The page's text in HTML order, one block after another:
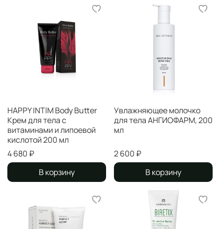
HAPPY INTIM Body Butter
Крем для тела с
витаминами и липоевой
кислотой 200 мл
4 680 ₽
В корзину
Увлажняющее молочко
для тела АНГИОФАРМ, 200
мл
2 600 ₽
В корзину